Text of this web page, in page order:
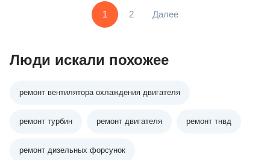
1 2 Далее
Люди искали похожее
ремонт вентилятора охлаждения двигателя
ремонт турбин ремонт двигателя ремонт тнвд
ремонт дизельных форсунок